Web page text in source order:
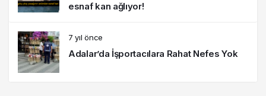
esnaf kan ağlıyor!
7 yıl önce
Adalar’da İşportacılara Rahat Nefes Yok